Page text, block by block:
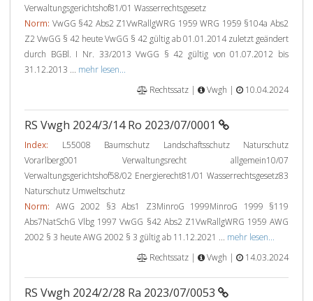
Verwaltungsgerichtshof81/01 Wasserrechtsgesetz
Norm: VwGG §42 Abs2 Z1VwRallgWRG 1959 WRG 1959 §104a Abs2
Z2 VwGG § 42 heute VwGG § 42 gültig ab 01.01.2014 zuletzt geändert
durch BGBl. I Nr. 33/2013 VwGG § 42 gültig von 01.07.2012 bis
31.12.2013 ... mehr lesen...
Rechtssatz |
Vwgh | 10.04.2024
RS Vwgh 2024/3/14 Ro 2023/07/0001
Index: L55008 Baumschutz Landschaftsschutz Naturschutz
Vorarlberg001 Verwaltungsrecht allgemein10/07
Verwaltungsgerichtshof58/02 Energierecht81/01 Wasserrechtsgesetz83
Naturschutz Umweltschutz
Norm: AWG 2002 §3 Abs1 Z3MinroG 1999MinroG 1999 §119
Abs7NatSchG Vlbg 1997 VwGG §42 Abs2 Z1VwRallgWRG 1959 AWG
2002 § 3 heute AWG 2002 § 3 gültig ab 11.12.2021 ... mehr lesen...
Rechtssatz |
Vwgh | 14.03.2024
RS Vwgh 2024/2/28 Ra 2023/07/0053